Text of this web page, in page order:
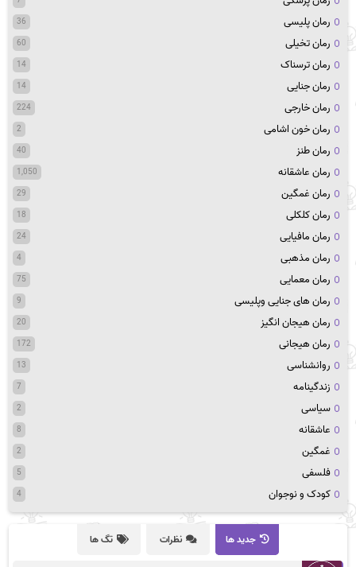
رمان پلیسی 36
رمان تخیلی 60
رمان ترسناک 14
رمان جنایی 14
رمان خارجی 224
رمان خون اشامی 2
رمان طنز 40
رمان عاشقانه 1,050
رمان غمگین 29
رمان کلکلی 18
رمان مافیایی 24
رمان مذهبی 4
رمان معمایی 75
رمان های جنایی وپلیسی 9
رمان هیجان انگیز 20
رمان هیجانی 172
روانشناسی 13
زندگینامه 7
سیاسی 2
عاشقانه 8
غمگین 2
فلسفی 5
کودک و نوجوان 4
جدید ها نظرات تگ ها